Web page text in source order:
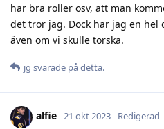
har bra roller osv, att man
det tror jag. Dock har jag en hel
även om vi skulle torska.
jg svarade på detta.
alfie 21 okt 2023 Redigerad